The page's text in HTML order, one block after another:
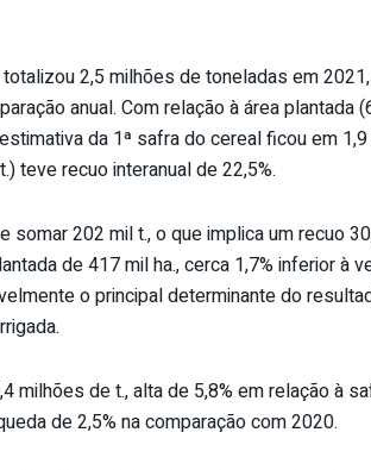
2,5 milhões de toneladas em
anual. Com relação à área plantada
da 1ª safra do cereal ficou em
teve recuo interanual de 22,5%.
202 mil t., o que implica um recuo
de 417 mil ha., cerca 1,7% inferior à
o principal determinante do
milhões de t., alta de 5,8% em relação à
de 2,5% na comparação com 2020.